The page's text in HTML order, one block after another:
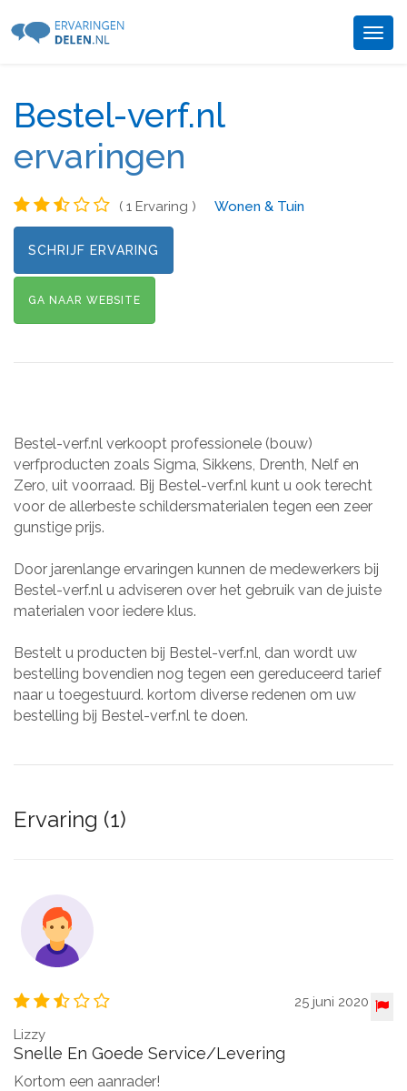
Bestel-verf.nl
ervaringen
( 1 Ervaring ) Wonen & Tuin
SCHRIJF ERVARING
GA NAAR WEBSITE
Bestel-verf.nl verkoopt professionele (bouw)
verfproducten zoals Sigma, Sikkens, Drenth, Nelf en
Zero, uit voorraad. Bij Bestel-verf.nl kunt u ook terecht
voor de allerbeste schildersmaterialen tegen een zeer
gunstige prijs.
Door jarenlange ervaringen kunnen de medewerkers bij
Bestel-verf.nl u adviseren over het gebruik van de juiste
materialen voor iedere klus.
Bestelt u producten bij Bestel-verf.nl, dan wordt uw
bestelling bovendien nog tegen een gereduceerd tarief
naar u toegestuurd. kortom diverse redenen om uw
bestelling bij Bestel-verf.nl te doen.
Ervaring (1)
25 juni 2020
Lizzy
Snelle En Goede Service/levering
Kortom een aanrader!